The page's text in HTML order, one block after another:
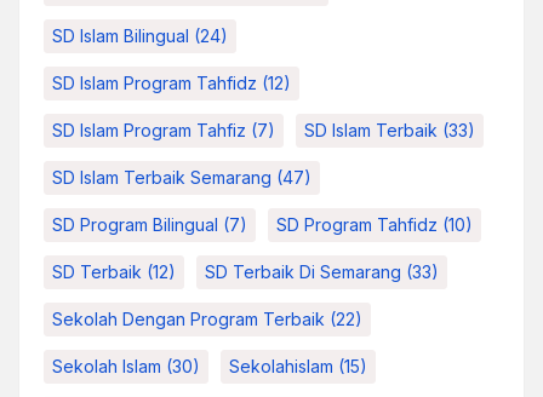
SD Islam Bilingual (24)
SD Islam Program Tahfidz (12)
SD Islam Program Tahfiz (7) SD Islam Terbaik (33)
SD Islam Terbaik Semarang (47)
SD Program Bilingual (7) SD Program Tahfidz (10)
SD Terbaik (12) SD Terbaik Di Semarang (33)
Sekolah Dengan Program Terbaik (22)
Sekolah Islam (30) Sekolahislam (15)